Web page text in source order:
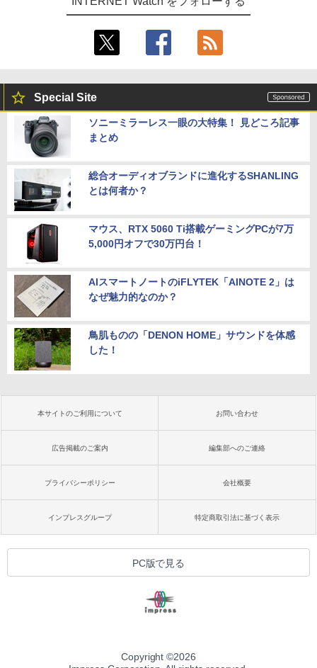
Special Site
ソニーミラーレス一眼の大特集！ 見どころ記事
まとめ
総合オーディオブランドに進化するSHANLING
とは何者か？
マウス、RTX 5060 Ti搭載ゲーミングPCが7万
5,000円オフで30万円台！
AIスマートノートのiFLYTEK「AINOTE 2」は
なぜ魅力的なのか？
鳥肌ものの「DENON HOME」サウンドを体感
した！
本サイトのご利用について お問い合わせ
広告掲載のご案内 編集部へのご連絡
プライバシーポリシー 会社概要
インプレスグループ 特定商取引法に基づく表示
PC版で見る
Copyright ©2026